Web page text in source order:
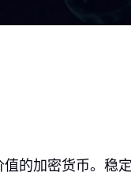
的加密货币。稳